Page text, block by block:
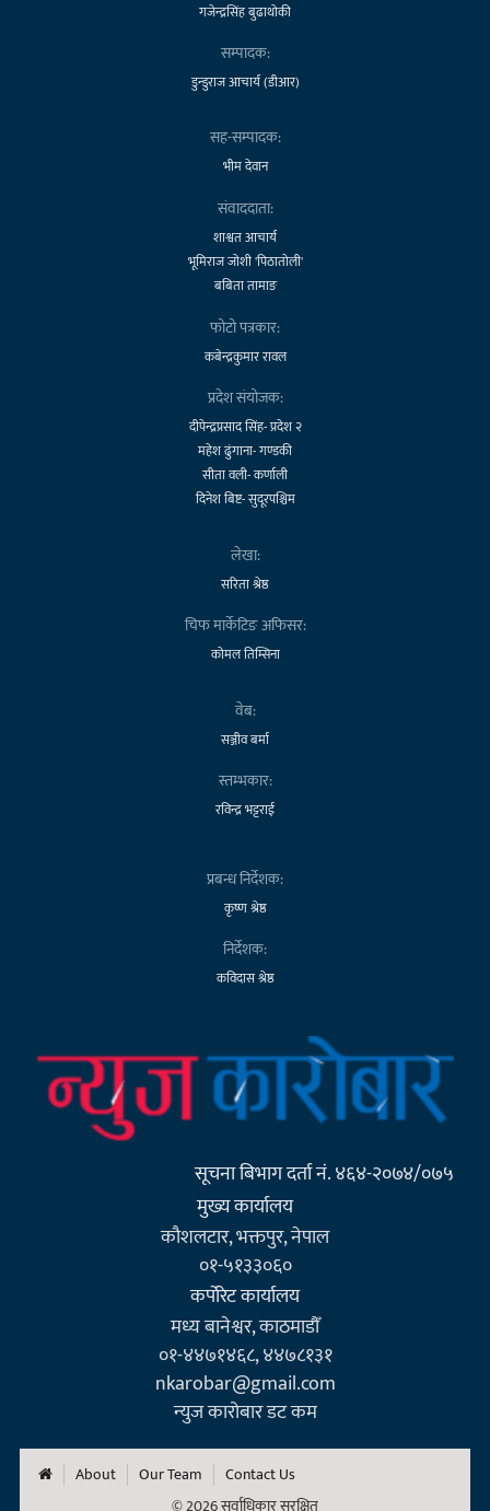
गजेन्द्रसिंह बुढाथोकी
सम्पादक:
डुन्डुराज आचार्य (डीआर)
सह-सम्पादक:
भीम देवान
संवाददाता:
शाश्वत आचार्य
भूमिराज जोशी 'पिठातोली'
बबिता तामाङ
फोटो पत्रकार:
कबेन्द्रकुमार रावल
प्रदेश संयोजक:
दीपेन्द्रप्रसाद सिंह- प्रदेश २
महेश ढुंगाना- गण्डकी
सीता वली- कर्णाली
दिनेश बिष्ट- सुदूरपश्चिम
लेखा:
सरिता श्रेष्ठ
चिफ मार्केटिङ अफिसर:
कोमल तिम्सिना
वेब:
सञ्जीव बर्मा
स्तम्भकार:
रविन्द्र भट्टराई
प्रबन्ध निर्देशक:
कृष्ण श्रेष्ठ
निर्देशक:
कविदास श्रेष्ठ
सूचना बिभाग दर्ता नं. ४६४-२०७४/०७५
मुख्य कार्यालय
कौशलटार, भक्तपुर, नेपाल
०१-५१३३०६०
कर्पाेरेट कार्यालय
मध्य बानेश्वर, काठमाडौँ
०१-४४७१४६८, ४४७८१३१
nkarobar@gmail.com
न्युज कारोबार डट कम
About Our Team
Contact Us